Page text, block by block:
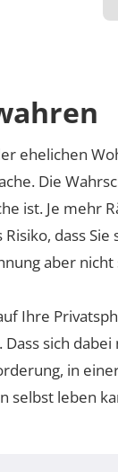
ehelichen
Die
ist. Je mehr
dass
aber nicht
Ihre
sich
in
selbst leben